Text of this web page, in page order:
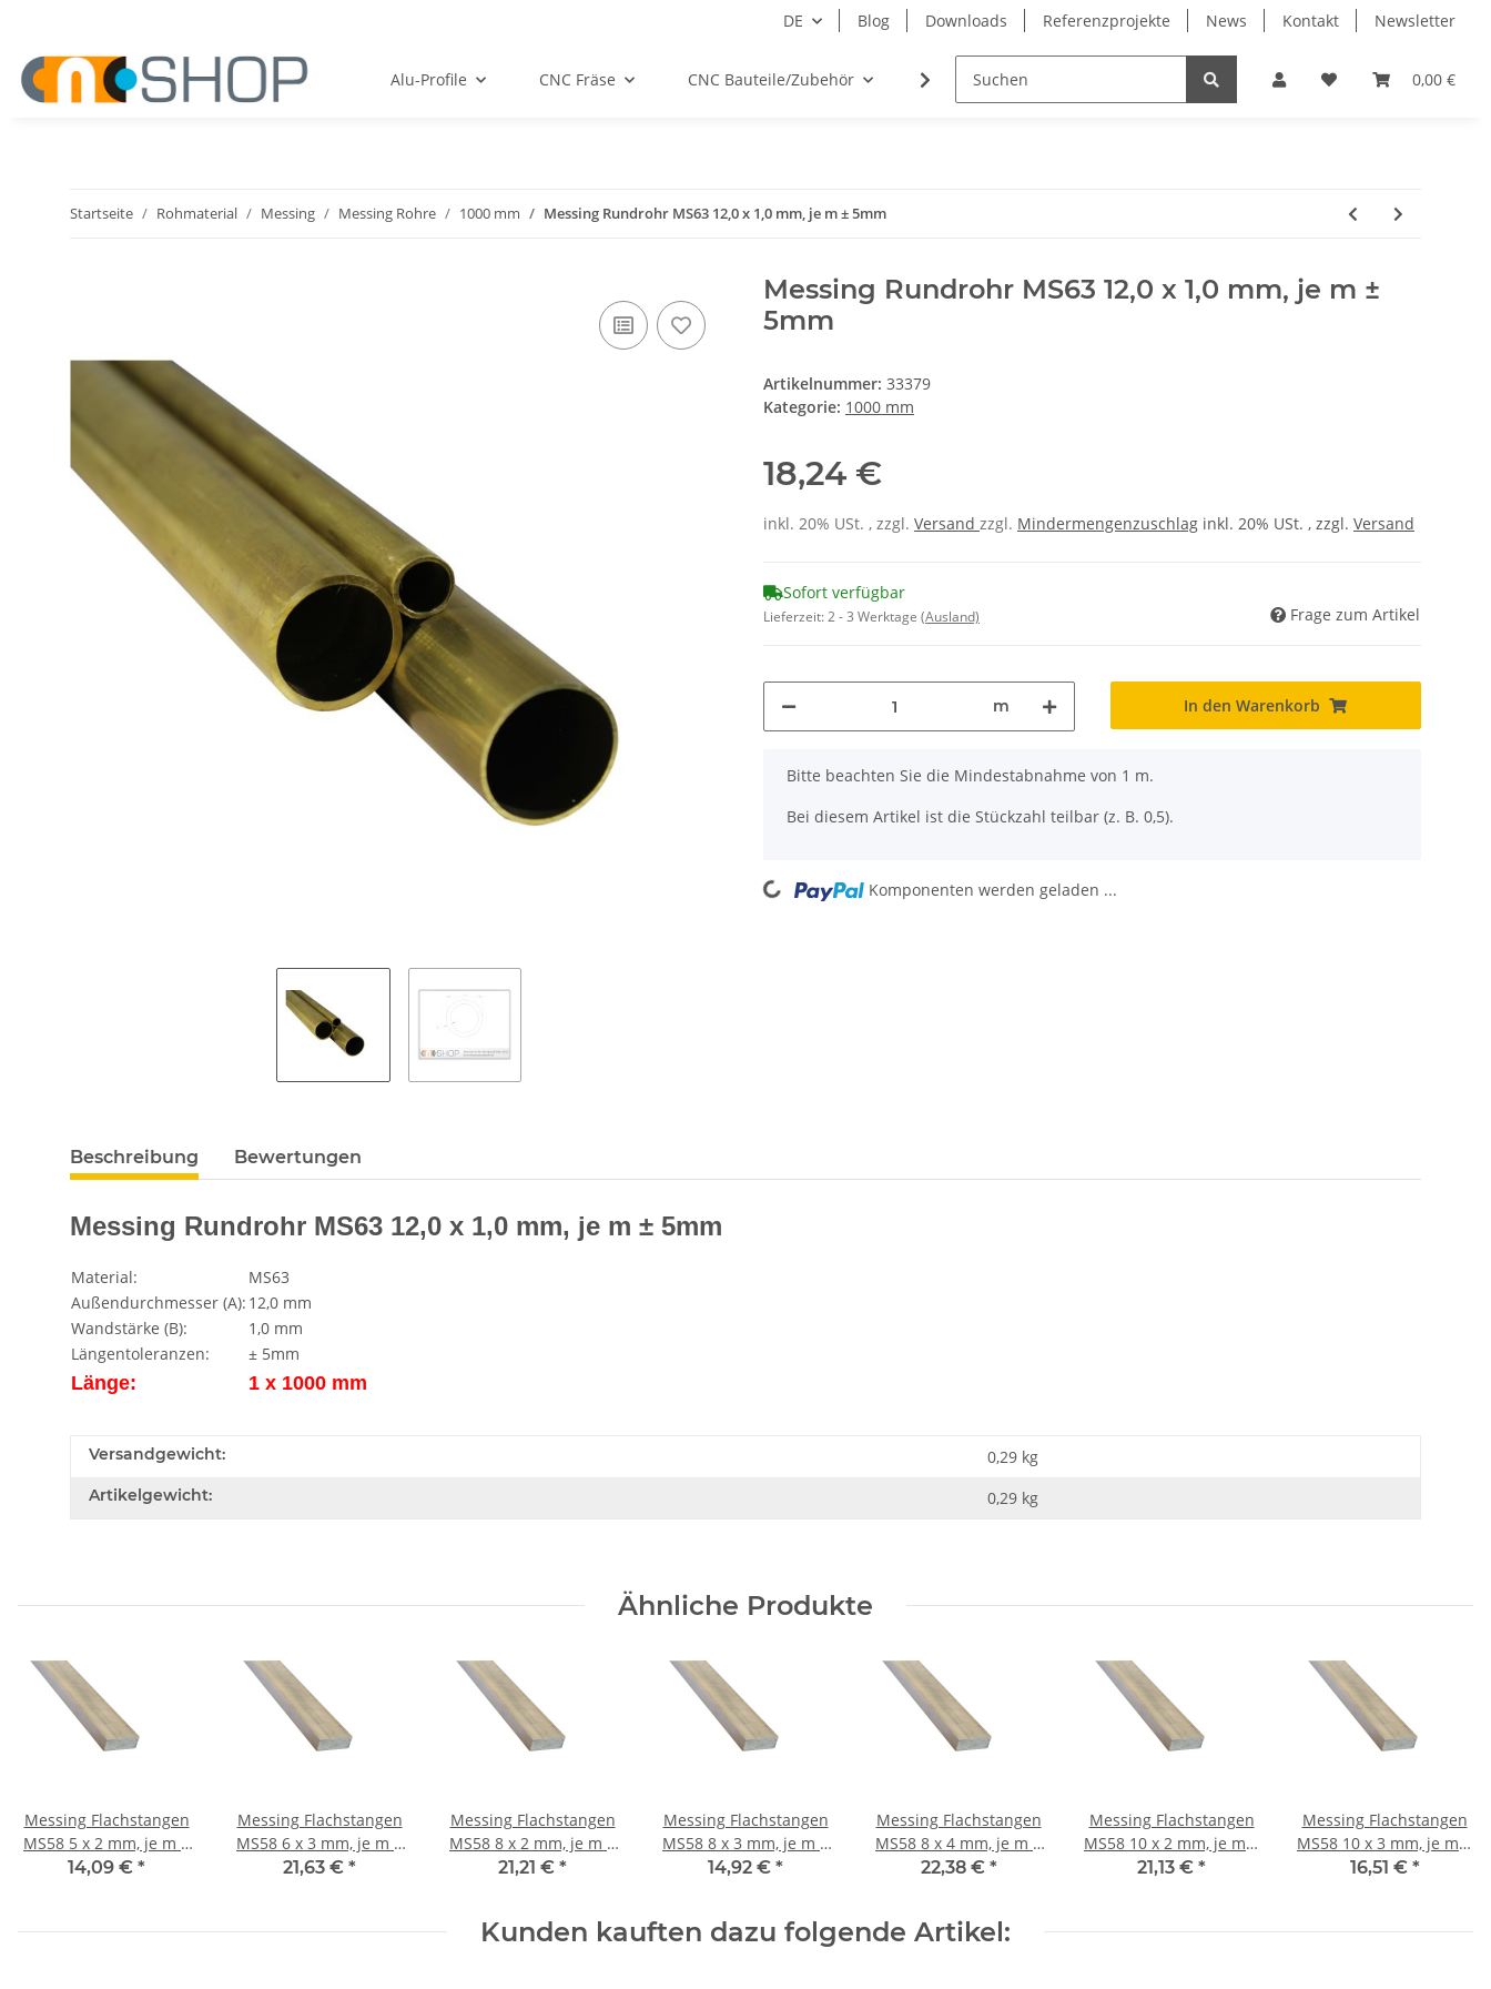
DE Blog Downloads Referenzprojekte News Kontakt Newsletter
0,00 €
Alu-Profile CNC Fräse CNC Bauteile/Zubehör Elektro Lagertechnik Lineartechnik
Startseite Rohmaterial Messing Messing Rohre 1000 mm Messing Rundrohr MS63 12,0 x 1,0 mm, je m ± 5mm
Messing Rundrohr MS63 12,0 x 1,0 mm, je m ±
5mm
Artikelnummer: 33379
Kategorie: 1000 mm
18,24 €
inkl. 20% USt. , zzgl. Versand zzgl. Mindermengenzuschlag inkl. 20% USt. , zzgl. Versand
Sofort verfügbar
Lieferzeit:2 - 3 Werktage (Ausland) Frage zum Artikel
m In den Warenkorb
x
Bitte beachten Sie die Mindestabnahme von 1 m.
Bei diesem Artikel ist die Stückzahl teilbar (z. B. 0,5).
Loading... Komponenten werden geladen ...
Beschreibung Bewertungen
Messing Rundrohr MS63 12,0 x 1,0 mm, je m ± 5mm
Material:
MS63
Außendurchmesser (A): 12,0 mm
Wandstärke (B):
1,0 mm
Längentoleranzen:
± 5mm
Länge: 1 x 1000 mm
Versandgewicht: 0,29 kg
Artikelgewicht: 0,29 kg
Ähnliche Produkte
Messing Flachstangen
MS58 5 x 2 mm, je m ±
5mm
14,09 € *
Messing Flachstangen
MS58 6 x 3 mm, je m ±
5mm
21,63 € *
Messing Flachstangen
MS58 8 x 2 mm, je m ±
5mm
21,21 € *
Messing Flachstangen
MS58 8 x 3 mm, je m ±
5mm
14,92 € *
Messing Flachstangen
MS58 8 x 4 mm, je m ±
5mm
22,38 € *
Messing Flachstangen
MS58 10 x 2 mm, je m ±
5mm
21,13 € *
Messing Flachstangen
MS58 10 x 3 mm, je m ±
5mm
16,51 € *
Kunden kauften dazu folgende Artikel: